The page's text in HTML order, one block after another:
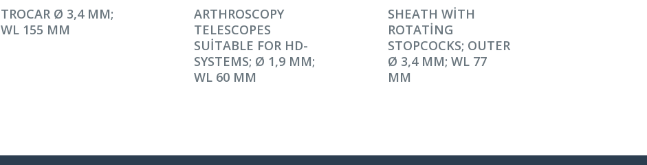
DEVAMINI OKU
TROCAR Ø 3,4 MM;
WL 155 MM
DEVAMINI OKU
ARTHROSCOPY
TELESCOPES
SUITABLE FOR HD-
SYSTEMS; Ø 1,9 MM;
WL 60 MM
DEVAMINI OKU
SHEATH WITH
ROTATING
STOPCOCKS; OUTER
Ø 3,4 MM; WL 77
MM